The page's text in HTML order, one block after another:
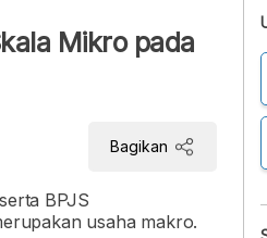
Mikro pada
Bagikan
BPJS
usaha makro.